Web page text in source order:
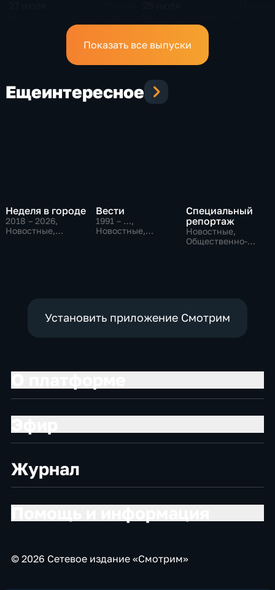
Показать все выпуски
Ещеинтересное
Неделя в городе
2018 – 2026,
Новостные,
Вести
1991 – …,
Новостные,
Специальный
репортаж
Новостные,
Общественно-
Установить приложение Смотрим
Журнал
© 2026 Сетевое издание «Смотрим»